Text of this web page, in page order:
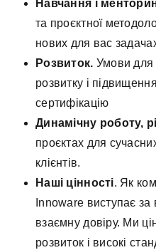
Навчання і
та проєктної
нових для вас
Розвиток. Умови для
розвитку і
сертифікацію
Динамічну роботу,
проєктах для
клієнтів.
Наші цінності. Як
Innoware виступає за
взаємну довіру. Ми
розвиток і високі